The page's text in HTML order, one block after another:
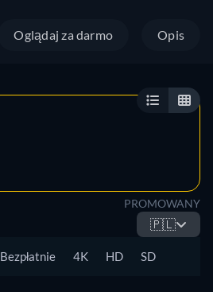
Oglądaj za darmo Opis
PROMOWANY
🇵🇱
Bezpłatnie 4K HD SD